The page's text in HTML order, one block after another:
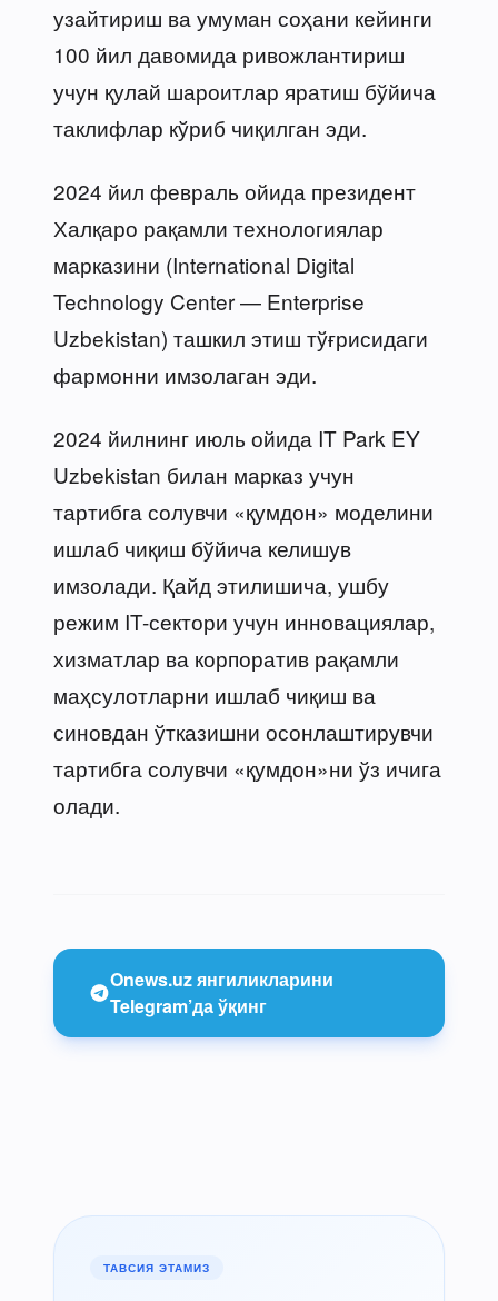
узайтириш ва умуман соҳани кейинги
100 йил давомида ривожлантириш
учун қулай шароитлар яратиш бўйича
таклифлар кўриб чиқилган эди.
2024 йил февраль ойида президент
Халқаро рақамли технологиялар
марказини (International Digital
Technology Center — Enterprise
Uzbekistan) ташкил этиш тўғрисидаги
фармонни имзолаган эди.
2024 йилнинг июль ойида IT Park EY
Uzbekistan билан марказ учун
тартибга солувчи «қумдон» моделини
ишлаб чиқиш бўйича келишув
имзолади. Қайд этилишича, ушбу
режим IT-сектори учун инновациялар,
хизматлар ва корпоратив рақамли
маҳсулотларни ишлаб чиқиш ва
синовдан ўтказишни осонлаштирувчи
тартибга солувчи «қумдон»ни ўз ичига
олади.
Onews.uz янгиликларини
Telegram’да ўқинг
ТАВСИЯ ЭТАМИЗ